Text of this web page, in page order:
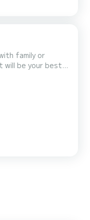
family or